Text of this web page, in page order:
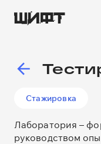
Стажировка
Лаборатория –
руководством